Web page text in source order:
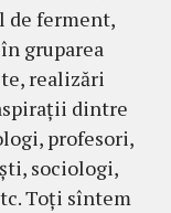
de ferment,
gruparea
realizări
dintre
profesori,
sociologi,
Toţi sîntem